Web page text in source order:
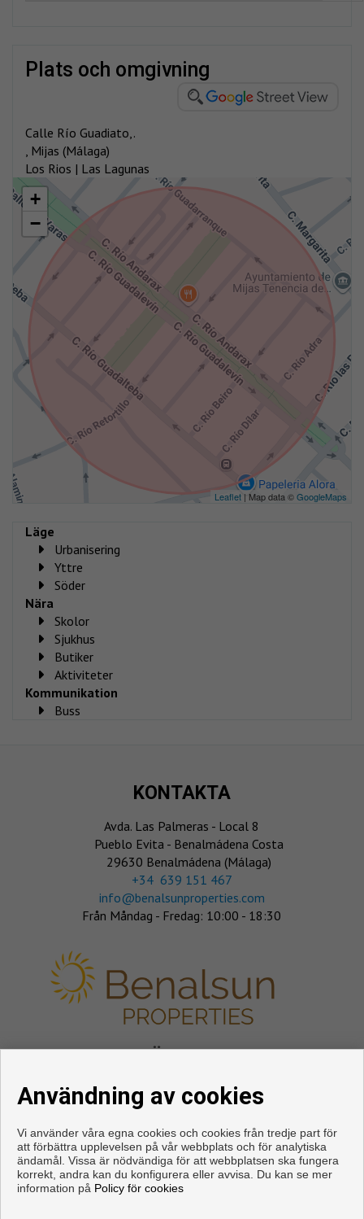
plats och omgivning
Calle Río Guadiato,.
, Mijas (Málaga)
Los Rios | Las Lagunas
+
−
Leaflet | Map data ©GoogleMaps
Läge
Urbanisering
Yttre
Söder
Nära
Skolor
Sjukhus
Butiker
Aktiviteter
Kommunikation
Buss
KONTAKTA
Avda. Las Palmeras - Local 8
Pueblo Evita - Benalmádena Costa
29630 Benalmádena (Málaga)
‎+34 639 151 467
info@benalsunproperties.com
Från Måndag - Fredag: 10:00 - 18:30
Användning av cookies
Vi använder våra egna cookies och cookies från tredje part för
att förbättra upplevelsen på vår webbplats och för analytiska
ändamål. Vissa är nödvändiga för att webbplatsen ska fungera
korrekt, andra kan du konfigurera eller avvisa. Du kan se mer
information på Policy för cookies